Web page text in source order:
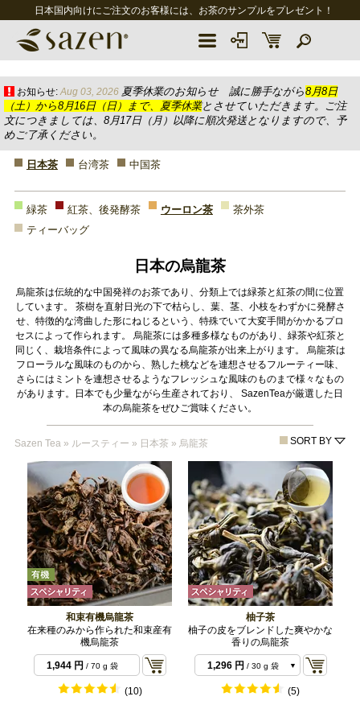
日本国内向けにご注文のお客様には、お茶のサンプルをプレゼント！
お知らせ: Aug 03, 2026 夏季休業のお知らせ 誠に勝手ながら8月8日
（土）から8月16日（日）まで、夏季休業とさせていただきます。ご注
文につきましては、8月17日（月）以降に順次発送となりますので、予
めご了承ください。
日本茶 台湾茶 中国茶
緑茶 紅茶、後発酵茶 ウーロン茶
茶外茶
ティーバッグ
日本の烏龍茶
烏龍茶は伝統的な中国発祥のお茶であり、分類上では緑茶と紅茶の間に位置
しています。 茶樹を直射日光の下で枯らし、葉、茎、小枝をわずかに発酵さ
せ、特徴的な湾曲した形にねじるという、特殊でいて大変手間がかかるプロ
セスによって作られます。 烏龍茶には多種多様なものがあり、緑茶や紅茶と
同じく、栽培条件によって風味の異なる烏龍茶が出来上がります。 烏龍茶は
フローラルな風味のものから、熟した桃などを連想させるフルーティー味、
さらにはミントを連想させるようなフレッシュな風味のものまで様々なもの
があります。日本でも少量ながら生産されており、 SazenTeaが厳選した日
本の烏龍茶をぜひご賞味ください。
Sazen Tea» ルースティー » 日本茶» 烏龍茶 SORT BY
和束有機烏龍茶
在来種のみから作られた和束産有
機烏龍茶
1,944 円 / 70 g 袋
(10)
柚子茶
柚子の皮をブレンドした爽やかな
香りの烏龍茶
1,296 円 / 30 g 袋
4,320 円/ 100 g 袋 (5)